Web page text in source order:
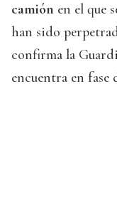
camión en el que
han sido
confirma la
encuentra en